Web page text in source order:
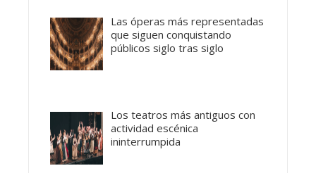
Las óperas más representadas
que siguen conquistando
públicos siglo tras siglo
Los teatros más antiguos con
actividad escénica
ininterrumpida